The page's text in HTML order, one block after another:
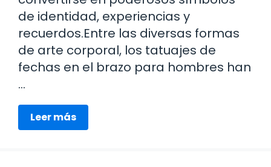
de identidad, experiencias y
recuerdos.Entre las diversas formas
de arte corporal, los tatuajes de
fechas en el brazo para hombres han
…
Leer más